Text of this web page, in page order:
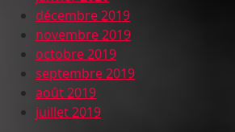
décembre 2019
novembre 2019
octobre 2019
septembre 2019
août 2019
juillet 2019